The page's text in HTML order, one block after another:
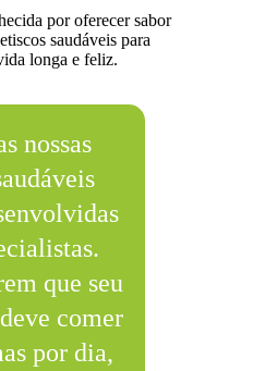
por oferecer sabor
saudáveis para
longa e feliz.
nossas
que seu
comer
por dia,